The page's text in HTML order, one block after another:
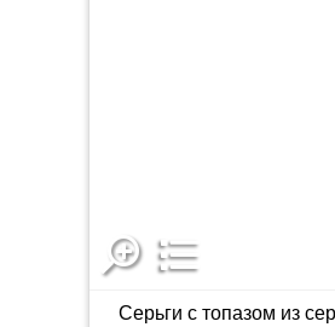
Серьги с топазом из